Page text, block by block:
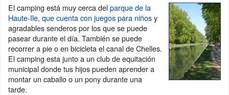
El camping está muy cerca delparque de la
Haute-Ile, que cuenta con juegos para niñosy
agradables senderos por los que se puede
pasear durante el día. También se puede
recorrer a pie o en bicicleta el canal de Chelles.
El camping esta junto a un club de equitación
municipal donde tus hijos pueden aprender a
montar un caballo o un pony durante una
tarde.